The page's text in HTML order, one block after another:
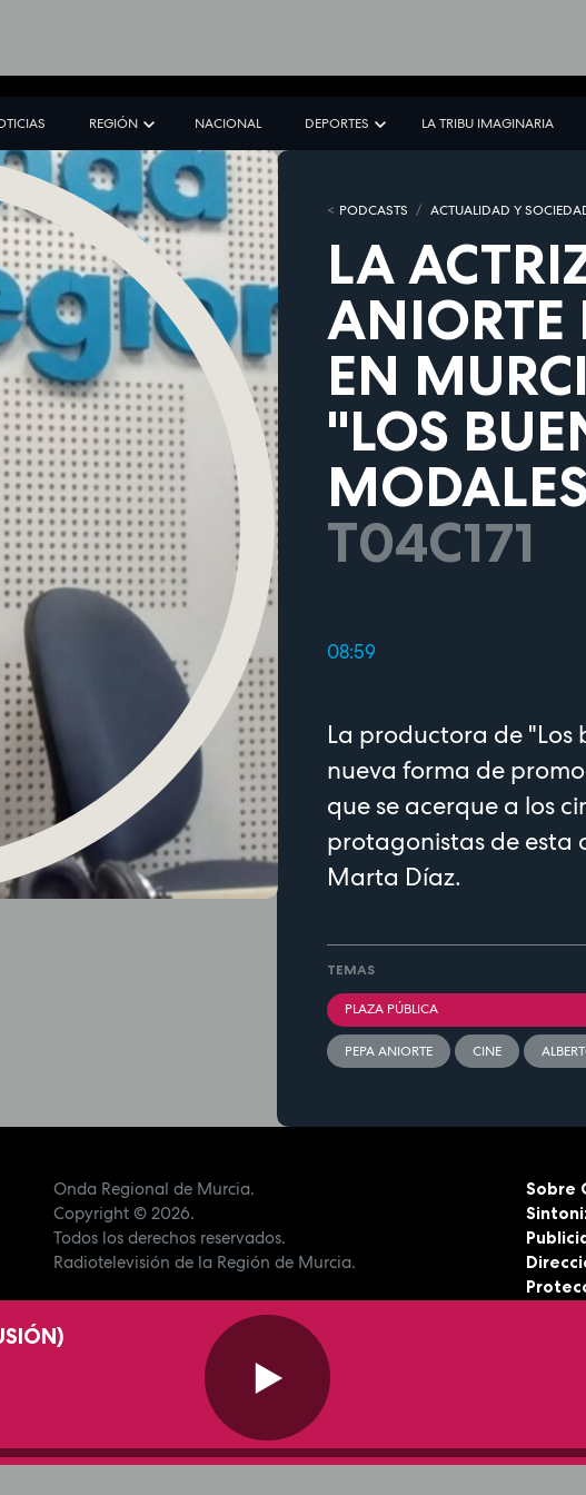
REGIÓN NACIONAL DEPORTES LA TRIBU IMAGINARIA
PODCASTS ACTUALIDAD Y
LA
EN
"LOS
T04C171
08:59
La productora de "Los
nueva forma de
que se acerque a los
protagonistas de
Marta Díaz.
TEMAS
PLAZA PÚBLICA
PEPA ANIORTE CINE
Onda Regional de Murcia.
Copyright© 2026.
Todos los derechos reservados.
Radiotelevisión de la Región de Murcia.
Sobre